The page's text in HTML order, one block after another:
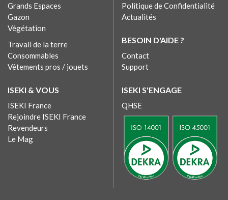
Grands Espaces
Gazon
Végétation
Travail de la terre
Consommables
Vêtements pros / jouets
ISEKI & VOUS
ISEKI France
Rejoindre ISEKI France
Revendeurs
Le Mag
Politique de Confidentialité
Actualités
BESOIN D'AIDE ?
Contact
Support
ISEKI S'ENGAGE
QHSE